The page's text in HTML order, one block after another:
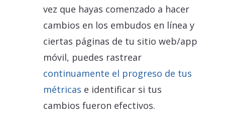
vez que hayas comenzado a hacer
cambios en los embudos en línea y
ciertas páginas de tu sitio web/app
móvil, puedes rastrear
continuamente el progreso de tus
métricas e identificar si tus
cambios fueron efectivos.